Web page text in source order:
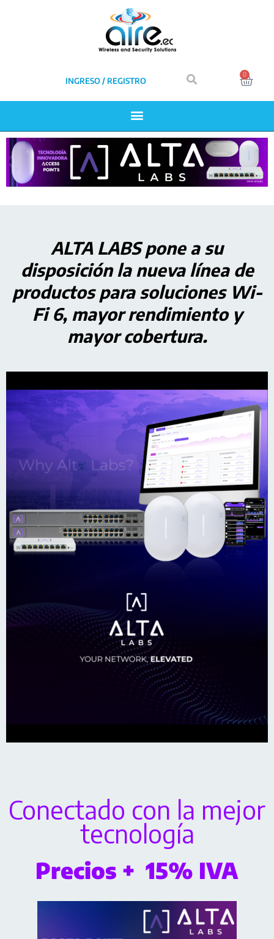
INGRESO / REGISTRO
0
ALTA LABS pone a su
disposición la nueva línea de
productos para soluciones Wi-
Fi 6, mayor rendimiento y
mayor cobertura.
Conectado con la mejor
tecnología
Precios + 15% IVA